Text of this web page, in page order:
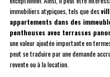
immobiliers atypiques, tels que des
appartements dans des
penthouses avec terrasses
une valeur ajoutée importante en
peut se traduire par une demande
revente ou à la location.